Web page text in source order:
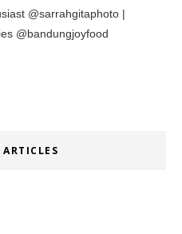
@sarrahgitaphoto |
@bandungjoyfood